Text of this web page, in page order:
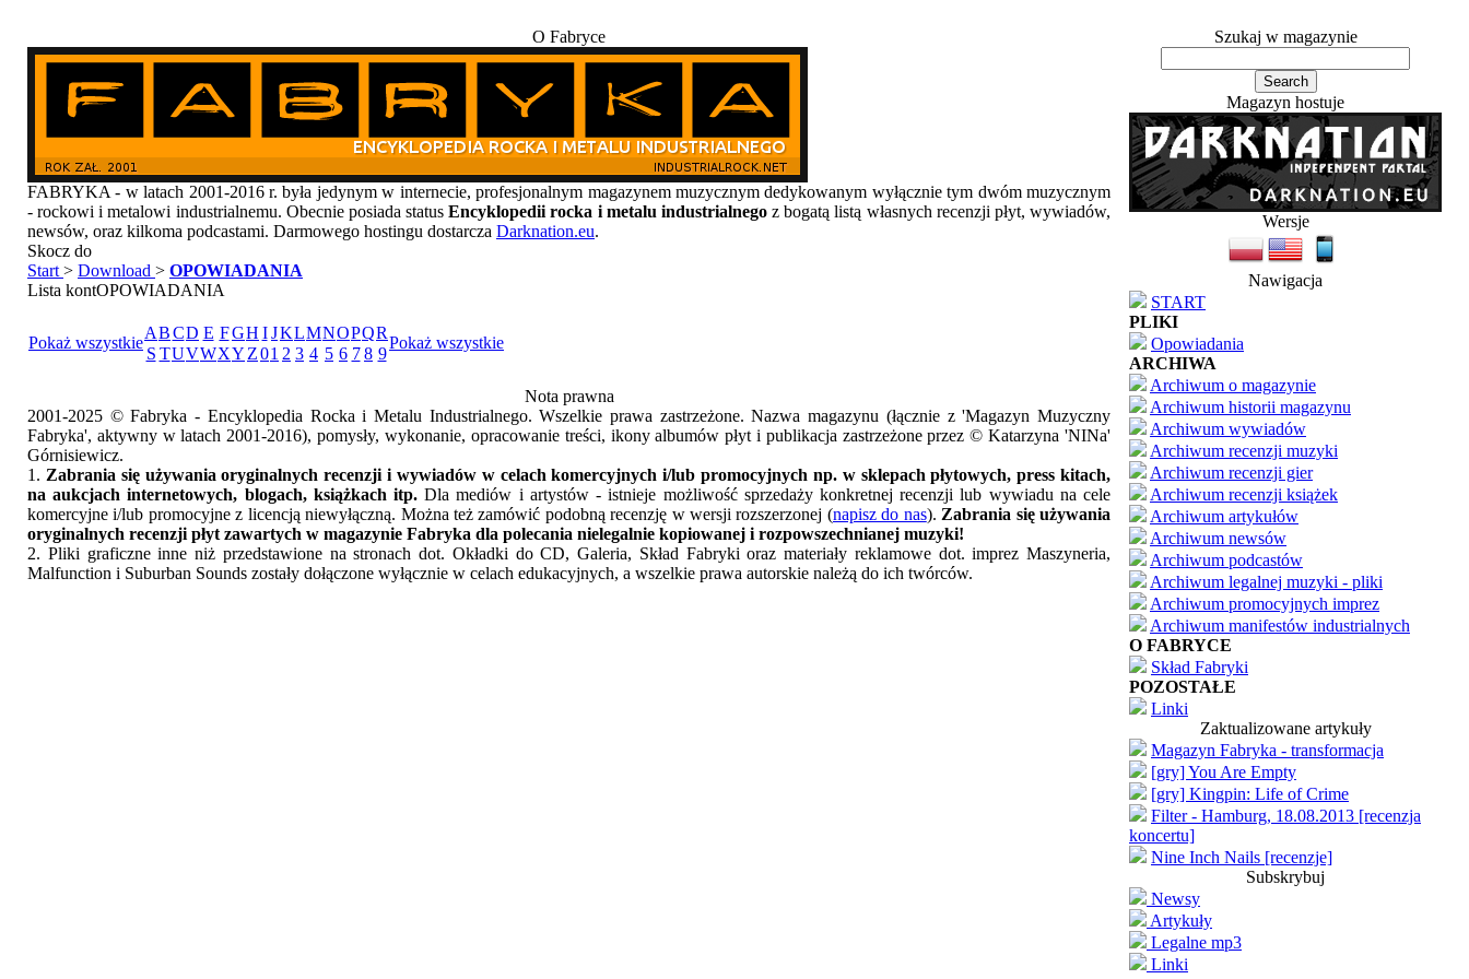
O Fabryce
FABRYKA - w latach 2001-2016 r. była jedynym w internecie, profesjonalnym magazynem muzycznym dedykowanym wyłącznie tym dwóm muzycznym
- rockowi i metalowi industrialnemu. Obecnie posiada statusEncyklopedii rocka i metalu industrialnegoz bogatą listą własnych recenzji płyt, wywiadów,
newsów, oraz kilkoma podcastami. Darmowego hostingu dostarcza Darknation.eu.
Skocz do
Start > Download > OPOWIADANIA
Lista kontOPOWIADANIA
Pokaż wszystkie
ABCD E FGH I JKLMNOPQR
Pokaż wszystkie
S TUVWXY Z01 2 3 4 5 6 7 8 9
Nota prawna
2001-2025 © Fabryka - Encyklopedia Rocka i Metalu Industrialnego. Wszelkie prawa zastrzeżone. Nazwa magazynu (łącznie z 'Magazyn Muzyczny
Fabryka', aktywny w latach 2001-2016), pomysły, wykonanie, opracowanie treści, ikony albumów płyt i publikacja zastrzeżone przez © Katarzyna 'NINa'
Górnisiewicz.
1. Zabrania się używania oryginalnych recenzji i wywiadów w celach komercyjnych i/lub promocyjnych np. w sklepach płytowych, press kitach,
na aukcjach internetowych, blogach, książkach itp. Dla mediów i artystów - istnieje możliwość sprzedaży konkretnej recenzji lub wywiadu na cele
komercyjne i/lub promocyjne z licencją niewyłączną. Można też zamówić podobną recenzję w wersji rozszerzonej (napisz do nas). Zabrania się używania
oryginalnych recenzji płyt zawartych w magazynie Fabryka dla polecania nielegalnie kopiowanej i rozpowszechnianej muzyki!
2. Pliki graficzne inne niż przedstawione na stronach dot. Okładki do CD, Galeria, Skład Fabryki oraz materiały reklamowe dot. imprez Maszyneria,
Malfunction i Suburban Sounds zostały dołączone wyłącznie w celach edukacyjnych, a wszelkie prawa autorskie należą do ich twórców.
Szukaj w magazynie
Magazyn hostuje
Wersje
Nawigacja
START
PLIKI
Opowiadania
ARCHIWA
Archiwum o magazynie
Archiwum historii magazynu
Archiwum wywiadów
Archiwum recenzji muzyki
Archiwum recenzji gier
Archiwum recenzji książek
Archiwum artykułów
Archiwum newsów
Archiwum podcastów
Archiwum legalnej muzyki - pliki
Archiwum promocyjnych imprez
Archiwum manifestów industrialnych
O FABRYCE
Skład Fabryki
POZOSTAŁE
Linki
Zaktualizowane artykuły
Magazyn Fabryka - transformacja
[gry] You Are Empty
[gry] Kingpin: Life of Crime
Filter - Hamburg, 18.08.2013 [recenzja
koncertu]
Nine Inch Nails [recenzje]
Subskrybuj
Newsy
Artykuły
Legalne mp3
Linki